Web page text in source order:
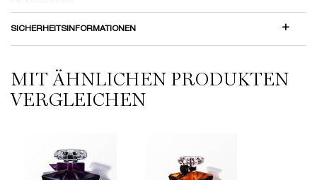
SICHERHEITSINFORMATIONEN
StoryStream
COMPARE WITH SIMILAR PRODUCTS
MIT ÄHNLICHEN PRODUKTEN
VERGLEICHEN